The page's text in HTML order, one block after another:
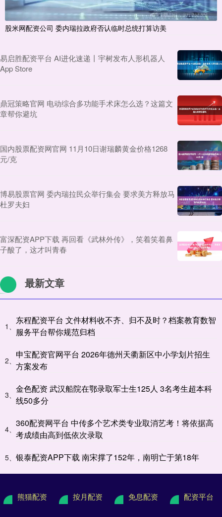
股米网配资公司 委内瑞拉政府否认临时总统打算访美
易启胜配资平台 AI进化速递丨宇树发布人形机器人
App Store
鼎冠策略官网 电动综合多功能手术床怎么选？这篇文
章帮你避坑
国内股票配资网官网 11月10日谢瑞麟黄金价格1268
元/克
博易股票官网 委内瑞拉民众举行集会 要求美方释放马
杜罗夫妇
富深配资APP下载 再回看《武林外传》，笑着笑着鼻
子酸了，这才叫青春
最新文章
1、
东程配资平台 文件材料收不齐、归不及时？档案教育数智
服务平台帮你规范归档
2、
申宝配资官网平台 2026年德州天衢新区中小学划片招生
方案发布
3、
金色配资 武汉船院在鄂录取军士生125人 3名考生超本科
线50多分
4、
360配资网平台 中传多个艺术类专业取消艺考！将依据高
考成绩由高到低依次录取
5、 银泰配资APP下载 南宋撑了152年，南明亡于第18年
熊猫配资 按月配资 免息配资 配资平台